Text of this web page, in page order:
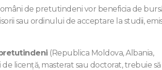
de pretutindeni vor beneficia de
sau ordinului de acceptare la studii,
(Republica Moldova, Albania,
licență, masterat sau doctorat, trebuie să